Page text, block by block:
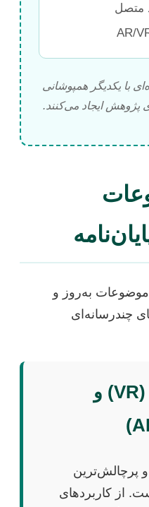
متصل
با یکدیگر همپوشانی
پژوهش ایجاد می‌کنند.
به‌روز و
چندرسانه‌ای
1. واقعیت مجازی (VR) و
و پرچالش‌ترین
از کاربردهای